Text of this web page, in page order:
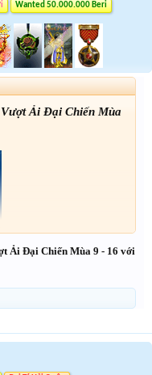
Wanted 50.000.000 Beri
Ải Đại Chiến Mùa
Ải Đại Chiến Mùa 9 - 16 với